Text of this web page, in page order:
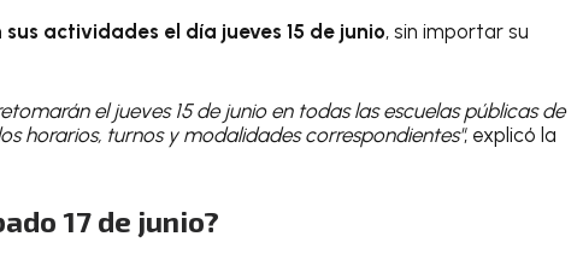
actividades el día jueves 15 de junio, sin importar su
el jueves 15 de junio en todas las escuelas públicas de
horarios, turnos y modalidades correspondientes", explicó la
17 de junio?